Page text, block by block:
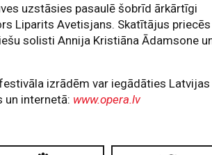
uzstāsies pasaulē šobrīd ārkārtīgi
Liparits Avetisjans. Skatītājus priecēs
solisti Annija Kristiāna Ādamsone
izrādēm var iegādāties Latvijas
un internetā: www.opera.lv